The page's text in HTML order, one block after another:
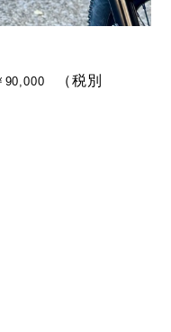
90,000
（税別